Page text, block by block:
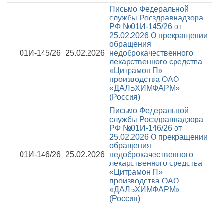
01И-145/26 25.02.2026
Письмо Федеральной
службы Росздравнадзора
РФ №01И-145/26 от
25.02.2026 О прекращении
обращения
недоброкачественного
лекарственного средства
«Цитрамон П»
производства ОАО
«ДАЛЬХИМФАРМ»
(Россия)
01И-146/26 25.02.2026
Письмо Федеральной
службы Росздравнадзора
РФ №01И-146/26 от
25.02.2026 О прекращении
обращения
недоброкачественного
лекарственного средства
«Цитрамон П»
производства ОАО
«ДАЛЬХИМФАРМ»
(Россия)